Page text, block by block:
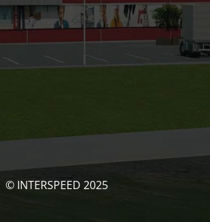
© INTERSPEED 2025